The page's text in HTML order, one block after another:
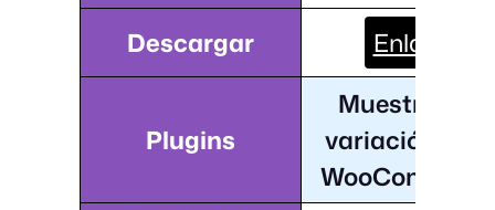
Descargar
Enlace
Plugins
Muestras de
variación